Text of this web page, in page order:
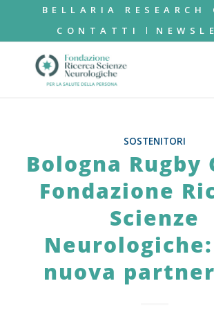
BELLARIA RESEARCH
CONTATTI
SOSTENITORI
Bologna Rugby
Fondazione
Scienze
nuova